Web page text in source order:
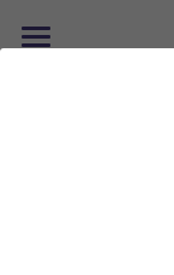
重磅純色 短